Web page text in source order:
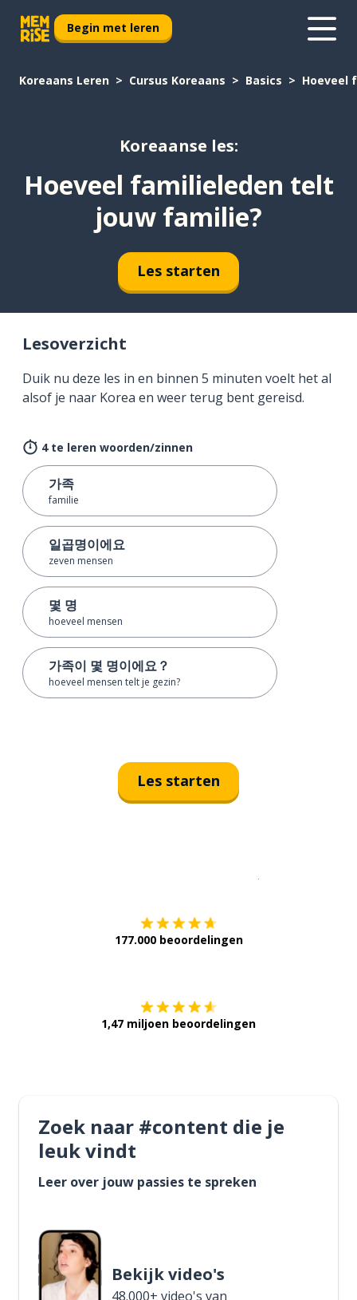
Begin met leren
Koreaans Leren Cursus Koreaans Basics Hoeveel
Koreaanse les:
Hoeveel familieleden telt
jouw familie?
Les starten
Lesoverzicht
Duik nu deze les in en binnen 5 minuten voelt het al
alsof je naar Korea en weer terug bent gereisd.
4 te leren woorden/zinnen
가족
familie
일곱명이에요
zeven mensen
몇 명
hoeveel mensen
가족이 몇 명이에요？
hoeveel mensen telt je gezin?
Les starten
177.000 beoordelingen
1,47 miljoen beoordelingen
Zoek naar #content die je
leuk vindt
Leer over jouw passies te spreken
Bekijk video's
48.000+ video's van